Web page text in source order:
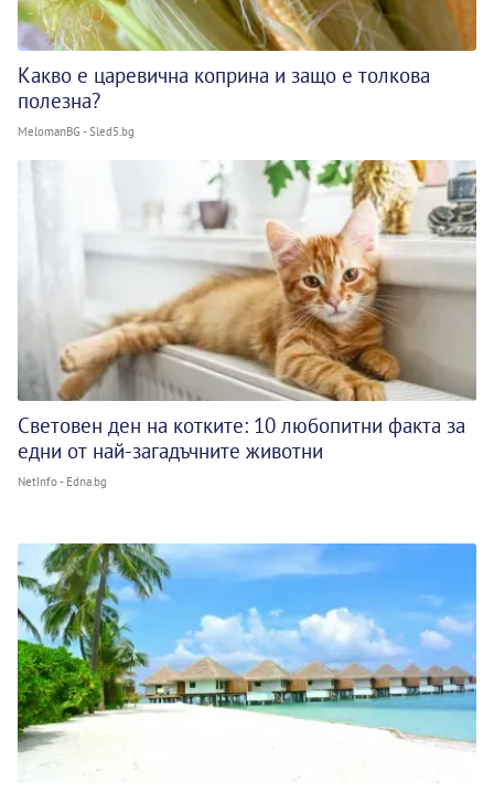
Какво е царевична коприна и защо е толкова
полезна?
MelomanBG - Sled5.bg
Световен ден на котките: 10 любопитни факта за
едни от най-загадъчните животни
NetInfo - Edna.bg